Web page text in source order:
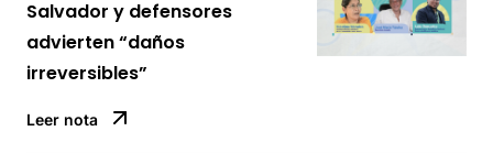
Salvador y defensores
advierten “daños
irreversibles”
Leer nota